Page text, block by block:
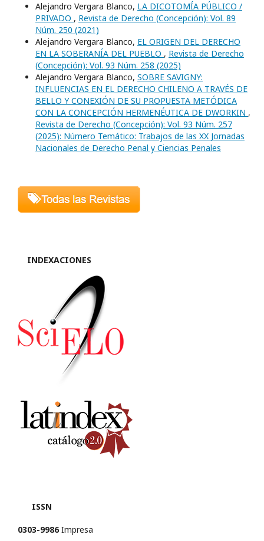
Alejandro Vergara Blanco, LA DICOTOMÍA PÚBLICO /
PRIVADO , Revista de Derecho (Concepción): Vol. 89
Núm. 250 (2021)
Alejandro Vergara Blanco, EL ORIGEN DEL DERECHO
EN LA SOBERANÍA DEL PUEBLO , Revista de Derecho
(Concepción): Vol. 93 Núm. 258 (2025)
Alejandro Vergara Blanco, SOBRE SAVIGNY:
INFLUENCIAS EN EL DERECHO CHILENO A TRAVÉS DE
BELLO Y CONEXIÓN DE SU PROPUESTA METÓDICA
CON LA CONCEPCIÓN HERMENÉUTICA DE DWORKIN ,
Revista de Derecho (Concepción): Vol. 93 Núm. 257
(2025): Número Temático: Trabajos de las XX Jornadas
Nacionales de Derecho Penal y Ciencias Penales
INDEXACIONES
ISSN
0303-9986Impresa